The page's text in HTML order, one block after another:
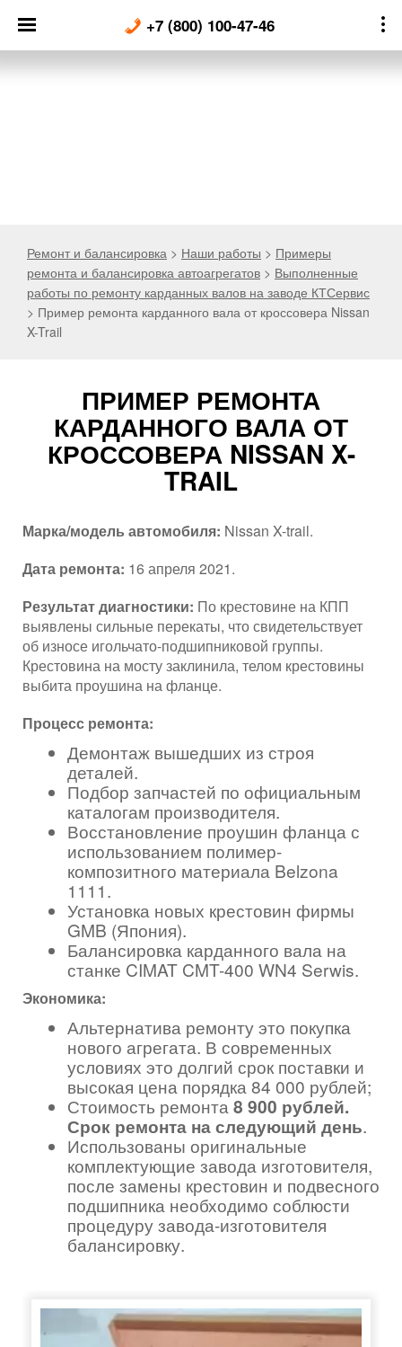
content
+7 (800) 100-47-46
Ремонт и балансировка > Наши работы > Примеры
ремонта и балансировка автоагрегатов > Выполненные
работы по ремонту карданных валов на заводе КТСервис
> Пример ремонта карданного вала от кроссовера Nissan
X-Trail
ПРИМЕР РЕМОНТА
КАРДАННОГО ВАЛА ОТ
КРОССОВЕРА NISSAN X-
TRAIL
Марка/модель автомобиля: Nissan X-trail.
Дата ремонта: 16 апреля 2021.
Результат диагностики: По крестовине на КПП
выявлены сильные перекаты, что свидетельствует
об износе игольчато-подшипниковой группы.
Крестовина на мосту заклинила, телом крестовины
выбита проушина на фланце.
Процесс ремонта:
Демонтаж вышедших из строя
деталей.
Подбор запчастей по официальным
каталогам производителя.
Восстановление проушин фланца с
использованием полимер-
композитного материала Belzona
1111.
Установка новых крестовин фирмы
GMB (Япония).
Балансировка карданного вала на
станке CIMAT CMT-400 WN4 Serwis.
Экономика:
Альтернатива ремонту это покупка
нового агрегата. В современных
условиях это долгий срок поставки и
высокая цена порядка 84 000 рублей;
Стоимость ремонта 8 900 рублей.
Срок ремонта на следующий день.
Использованы оригинальные
комплектующие завода изготовителя,
после замены крестовин и подвесного
подшипника необходимо соблюсти
процедуру завода-изготовителя
балансировку.